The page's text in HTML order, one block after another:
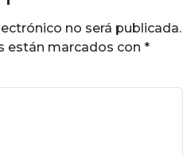
no será publicada.
están marcados con *